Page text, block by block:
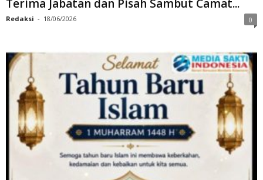
Terima Jabatan dan Pisah Sambut Camat...
Redaksi - 18/06/2026 0